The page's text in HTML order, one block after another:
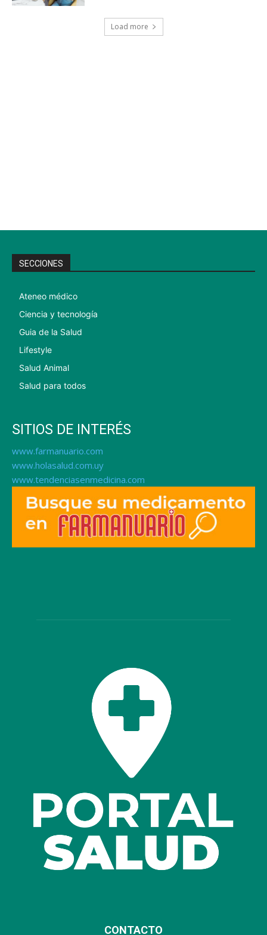
Load more
SECCIONES
Ateneo médico
Ciencia y tecnología
Guia de la Salud
Lifestyle
Salud Animal
Salud para todos
SITIOS DE INTERÉS
www.farmanuario.com
www.holasalud.com.uy
www.tendenciasenmedicina.com
CONTACTO